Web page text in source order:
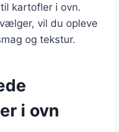
kartofler i ovn.
vil du opleve
og tekstur.
i ovn